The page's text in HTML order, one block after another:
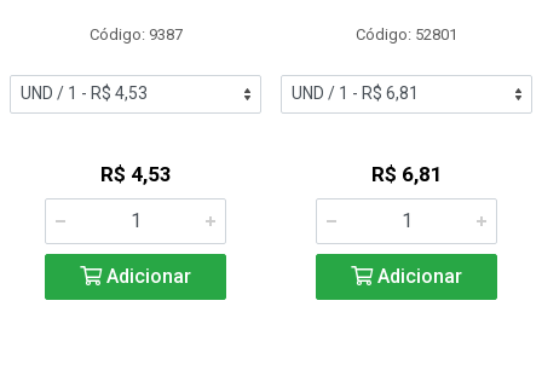
Código: 9387
R$ 4,53
Adicionar
Código: 52801
R$ 6,81
Adicionar